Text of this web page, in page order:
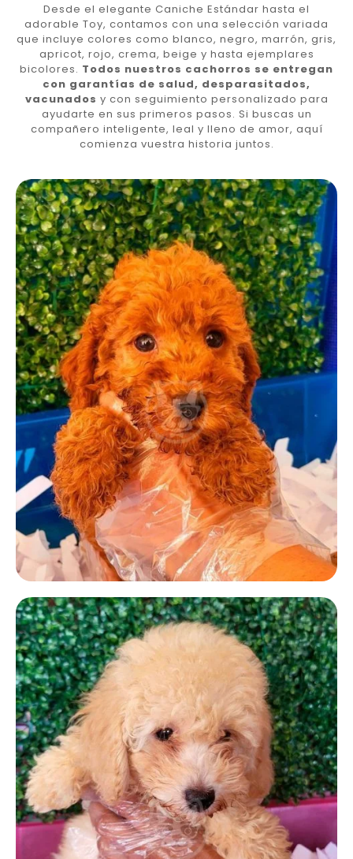
Desde el elegante Caniche Estándar hasta el
adorable Toy, contamos con una selección variada
que incluye colores como blanco, negro, marrón, gris,
apricot, rojo, crema, beige y hasta ejemplares
bicolores. Todos nuestros cachorros se entregan
con garantías de salud, desparasitados,
vacunados y con seguimiento personalizado para
ayudarte en sus primeros pasos. Si buscas un
compañero inteligente, leal y lleno de amor, aquí
comienza vuestra historia juntos.